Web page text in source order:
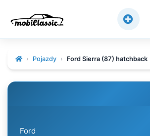
Pojazdy Ford Sierra (87) hatchback
Ford